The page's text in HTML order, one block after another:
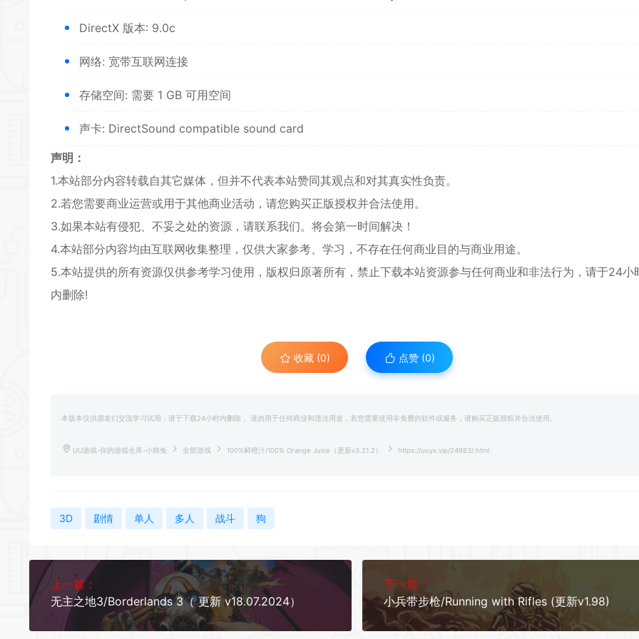
DirectX 版本: 9.0c
网络: 宽带互联网连接
存储空间: 需要 1 GB 可用空间
声卡: DirectSound compatible sound card
声明：
1.本站部分内容转载自其它媒体，但并不代表本站赞同其观点和对其真实性负责。
2.若您需要商业运营或用于其他商业活动，请您购买正版授权并合法使用。
3.如果本站有侵犯、不妥之处的资源，请联系我们。将会第一时间解决！
4.本站部分内容均由互联网收集整理，仅供大家参考、学习，不存在任何商业目的与商业用途。
5.本站提供的所有资源仅供参考学习使用，版权归原著所有，禁止下载本站资源参与任何商业和非法行为，请于24小
内删除!
收藏 (0) 点赞 (0)
本版本仅供朋友们交流学习试用，请于下载24小时内删除， 请勿用于任何商业和违法用途，若您需要使用非免费的软件或服务，请购买正版授权并合法使用。
UU游戏-你的游戏仓库-小韩兔 全部游戏 100%鲜橙汁/100% Orange Juice（更新v3.21.2） https://uuyx.vip/24983/.html
3D 剧情 单人 多人 战斗 狗
上一篇：
无主之地3/Borderlands 3（ 更新 v18.07.2024）
下一篇：
小兵带步枪/Running with Rifles (更新v1.98)